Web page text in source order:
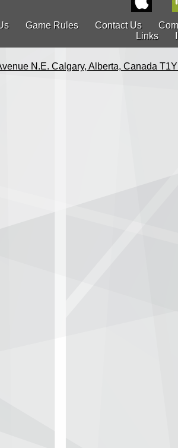
Game Rules Contact Us
Links
N.E. Calgary, Alberta, Canada